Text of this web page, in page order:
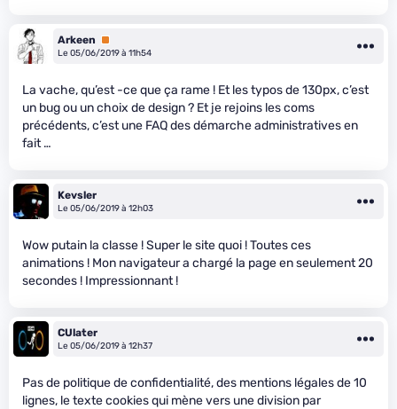
Arkeen
Premium
Le 05/06/2019 à 11h54
La vache, qu’est -ce que ça rame ! Et les typos de 130px, c’est
un bug ou un choix de design ? Et je rejoins les coms
précédents, c’est une FAQ des démarche administratives en
fait …
Kevsler
Le 05/06/2019 à 12h03
Wow putain la classe ! Super le site quoi ! Toutes ces
animations ! Mon navigateur a chargé la page en seulement 20
secondes ! Impressionnant !
CUlater
Le 05/06/2019 à 12h37
Pas de politique de confidentialité, des mentions légales de 10
lignes, le texte cookies qui mène vers une division par